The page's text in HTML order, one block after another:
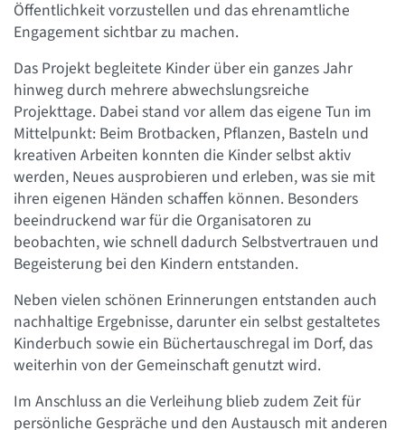
Öffentlichkeit vorzustellen und das ehrenamtliche
Engagement sichtbar zu machen.
Das Projekt begleitete Kinder über ein ganzes Jahr
hinweg durch mehrere abwechslungsreiche
Projekttage. Dabei stand vor allem das eigene Tun im
Mittelpunkt: Beim Brotbacken, Pflanzen, Basteln und
kreativen Arbeiten konnten die Kinder selbst aktiv
werden, Neues ausprobieren und erleben, was sie mit
ihren eigenen Händen schaffen können. Besonders
beeindruckend war für die Organisatoren zu
beobachten, wie schnell dadurch Selbstvertrauen und
Begeisterung bei den Kindern entstanden.
Neben vielen schönen Erinnerungen entstanden auch
nachhaltige Ergebnisse, darunter ein selbst gestaltetes
Kinderbuch sowie ein Büchertauschregal im Dorf, das
weiterhin von der Gemeinschaft genutzt wird.
Im Anschluss an die Verleihung blieb zudem Zeit für
persönliche Gespräche und den Austausch mit anderen